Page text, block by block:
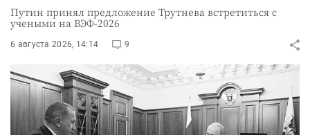
Путин принял предложение Трутнева встретиться с
учеными на ВЭФ-2026
6 августа 2026, 14:14 9